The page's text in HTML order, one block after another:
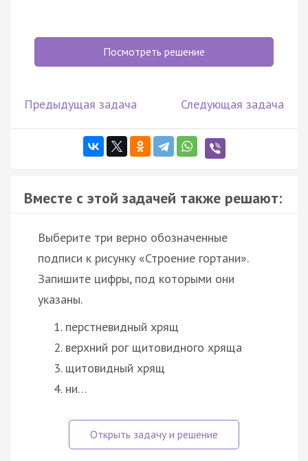
Посмотреть решение
Предыдущая задача Следующая задача
Вместе с этой задачей также решают:
Выберите три верно обозначенные
подписи к рисунку «Строение гортани».
Запишите цифры, под которыми они
указаны.
перстневидный хрящ
верхний рог щитовидного хряща
щитовидный хрящ
ни…